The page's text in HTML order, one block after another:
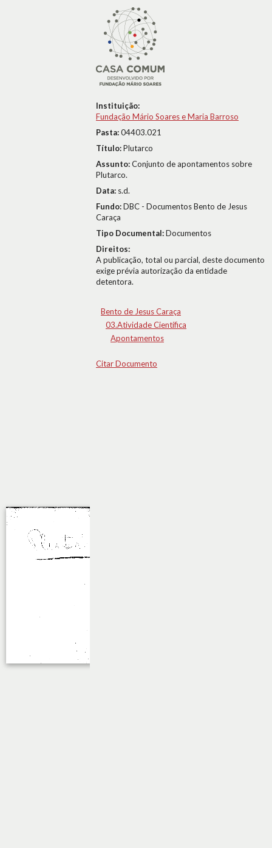
Instituição:
Fundação Mário Soares e Maria Barroso
Pasta:04403.021
Título:Plutarco
Assunto:Conjunto de apontamentos sobre
Plutarco.
Data: s.d.
Fundo:DBC - Documentos Bento de Jesus
Caraça
Tipo Documental:Documentos
Direitos:
A publicação, total ou parcial, deste documento
exige prévia autorização da entidade
detentora.
Bento de Jesus Caraça
03.Atividade Científica
Apontamentos
Citar Documento